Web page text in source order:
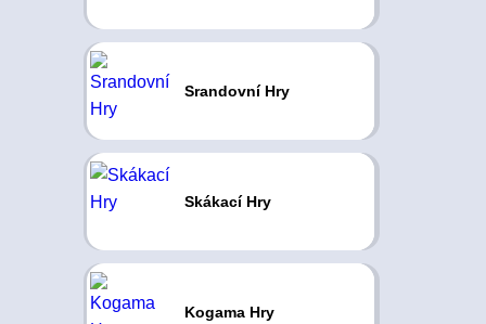
Srandovní Hry
Skákací Hry
Kogama Hry